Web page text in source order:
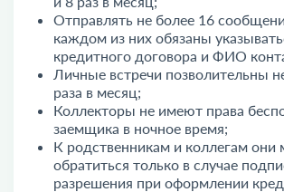
Отправлять не более 16
каждом из них обязаны
кредитного договора и ФИО
Личные встречи позволительны
раза в месяц;
Коллекторы не имеют права
заемщика в ночное время;
К родственникам и коллегам они
обратиться только в случае
разрешения при оформлении